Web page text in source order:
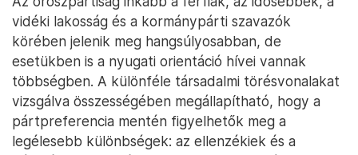
vidéki lakosság és a kormánypárti szavazók
körében jelenik meg hangsúlyosabban, de
esetükben is a nyugati orientáció hívei vannak
többségben. A különféle társadalmi törésvonalakat
vizsgálva összességében megállapítható, hogy a
pártpreferencia mentén figyelhetők meg a
legélesebb különbségek: az ellenzékiek és a